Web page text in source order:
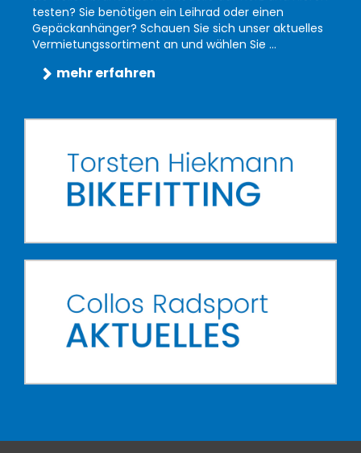
testen? Sie benötigen ein Leihrad oder einen
Gepäckanhänger? Schauen Sie sich unser aktuelles
Vermietungssortiment an und wählen Sie ...
mehr erfahren